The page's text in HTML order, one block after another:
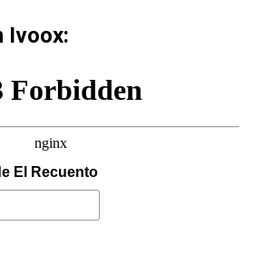
Ivoox:
El Recuento